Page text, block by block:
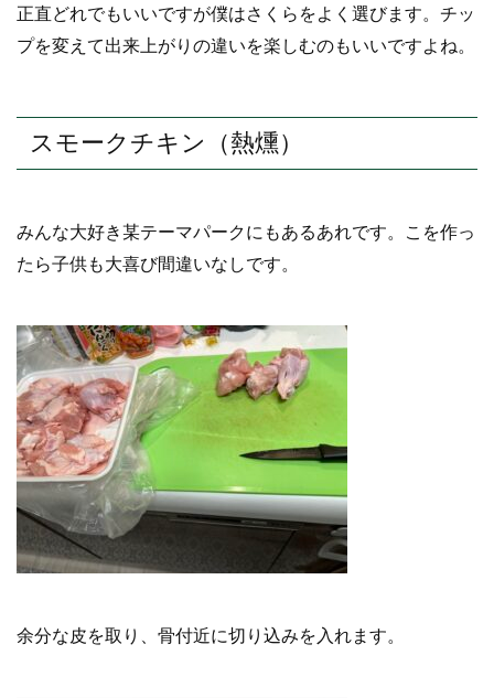
正直どれでもいいですが僕はさくらをよく選びます。チッ
プを変えて出来上がりの違いを楽しむのもいいですよね。
スモークチキン（熱燻）
みんな大好き某テーマパークにもあるあれです。こを作っ
たら子供も大喜び間違いなしです。
余分な皮を取り、骨付近に切り込みを入れます。